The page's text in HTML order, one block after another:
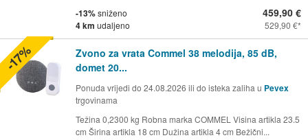
-13%sniženo
4 km udaljeno
459,90 €
529,90 €
Zvono za vrata Commel 38 melodija, 85 dB,
domet 20...
Ponuda vrijedi do 24.08.2026 ili do isteka zaliha u Pevex
trgovinama
Težina 0,2300 kg Robna marka COMMEL Visina artikla 23.5
cm Širina artikla 18 cm Dužina artikla 4 cm Bežični...
-17%